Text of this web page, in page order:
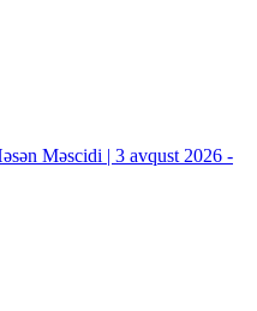
Məscidi | 3 avqust 2026 -